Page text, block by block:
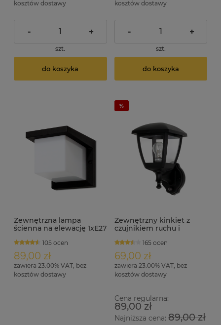
kosztów dostawy
- +
szt.
do koszyka
kosztów dostawy
- +
szt.
do koszyka
Zewnętrzna lampa
ścienna na elewację 1xE27
105 ocen
89,00 zł
zawiera 23.00% VAT, bez
kosztów dostawy
Zewnętrzny kinkiet z
czujnikiem ruchu i
165 ocen
69,00 zł
zawiera 23.00% VAT, bez
kosztów dostawy
Cena regularna:
89,00 zł
Najniższa cena:89,00 zł